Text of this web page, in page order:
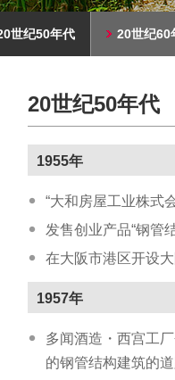
世纪50年代 20世纪60
20世纪50年代
1955年
“大和房屋工业株式
发售创业产品“钢管
在大阪市港区开设
1957年
多闻酒造・西宫工
的钢管结构建筑的